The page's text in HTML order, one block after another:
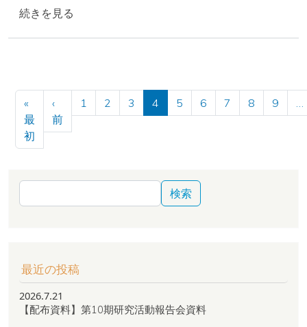
【開催案内】第12回人にやさしい地下空間セミナー 特
続きを見る
ページ送り
«
最
初 先頭ページ
‹
前前ページ
1 2 3 4 5 6 7 8 9
検索
最近の投稿
2026.7.21
【配布資料】第10期研究活動報告会資料